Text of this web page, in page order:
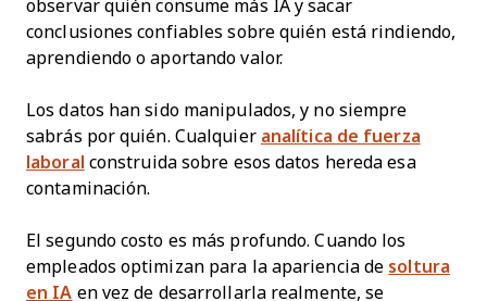
observar quién consume más IA y sacar
conclusiones confiables sobre quién está rindiendo,
aprendiendo o aportando valor.
Los datos han sido manipulados, y no siempre
sabrás por quién. Cualquier analítica de fuerza
laboral construida sobre esos datos hereda esa
contaminación.
El segundo costo es más profundo. Cuando los
empleados optimizan para la apariencia de soltura
en IA en vez de desarrollarla realmente, se